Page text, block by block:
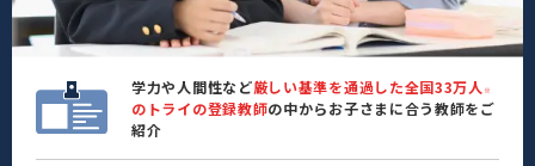
学力や人間性など厳しい基準を通過した全国33万人 ※
のトライの登録教師の中からお子さまに合う教師をご
紹介